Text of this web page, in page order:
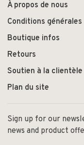
À propos de nous
Conditions générales
Boutique infos
Retours
Soutien à la clientèle
Plan du site
Sign up for our
news and product